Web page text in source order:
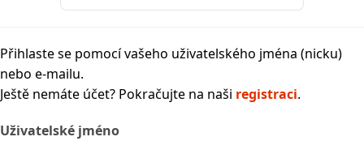
Přihlaste se pomocí vašeho uživatelského jména (nicku)
nebo e-mailu.
Ještě nemáte účet? Pokračujte na naši registraci.
Uživatelské jméno